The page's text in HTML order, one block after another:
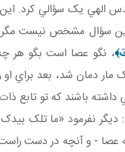
الهي يک سؤالي کرد.
سؤال مشخص نيست مگر
، نگو عصا است بگو هر
مار دمان شد، بعد براي
باشند که تو تابع
ديگر نفرمود «ما تلک
- و آنچه در دست